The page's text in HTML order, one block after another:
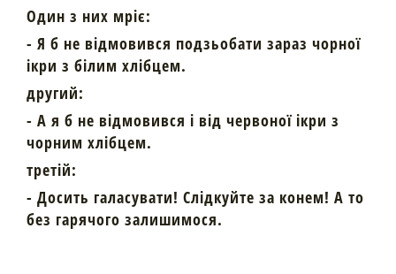
Один з них мріє:
- Я б не відмовився подзьобати зараз чорної
ікри з білим хлібцем.
другий:
- А я б не відмовився і від червоної ікри з
чорним хлібцем.
третій:
- Досить галасувати! Слідкуйте за конем! А то
без гарячого залишимося.